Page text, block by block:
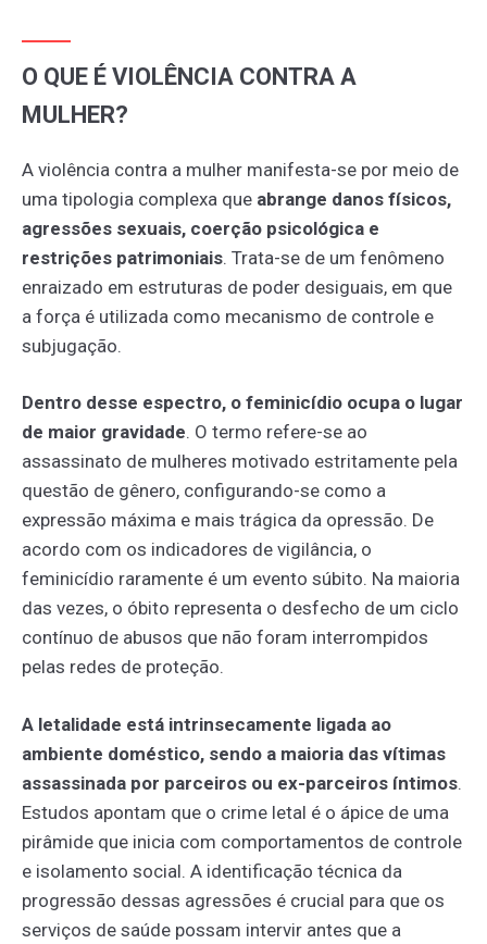
O QUE É VIOLÊNCIA CONTRA A
MULHER?
A violência contra a mulher manifesta-se por meio de
uma tipologia complexa que abrange danos físicos,
agressões sexuais, coerção psicológica e
restrições patrimoniais. Trata-se de um fenômeno
enraizado em estruturas de poder desiguais, em que
a força é utilizada como mecanismo de controle e
subjugação.
Dentro desse espectro, o feminicídio ocupa o lugar
de maior gravidade. O termo refere-se ao
assassinato de mulheres motivado estritamente pela
questão de gênero, configurando-se como a
expressão máxima e mais trágica da opressão. De
acordo com os indicadores de vigilância, o
feminicídio raramente é um evento súbito. Na maioria
das vezes, o óbito representa o desfecho de um ciclo
contínuo de abusos que não foram interrompidos
pelas redes de proteção.
A letalidade está intrinsecamente ligada ao
ambiente doméstico, sendo a maioria das vítimas
assassinada por parceiros ou ex-parceiros íntimos.
Estudos apontam que o crime letal é o ápice de uma
pirâmide que inicia com comportamentos de controle
e isolamento social. A identificação técnica da
progressão dessas agressões é crucial para que os
serviços de saúde possam intervir antes que a